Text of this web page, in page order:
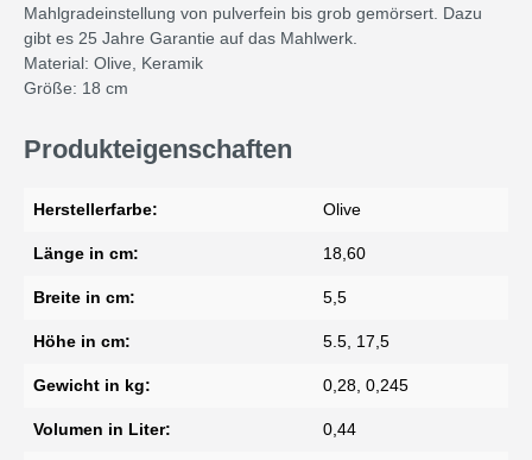
Mahlgradeinstellung von pulverfein bis grob gemörsert. Dazu
gibt es 25 Jahre Garantie auf das Mahlwerk.
Material: Olive, Keramik
Größe: 18 cm
Produkteigenschaften
Herstellerfarbe: Olive
Länge in cm: 18,60
Breite in cm: 5,5
Höhe in cm: 5.5, 17,5
Gewicht in kg: 0,28, 0,245
Volumen in Liter: 0,44